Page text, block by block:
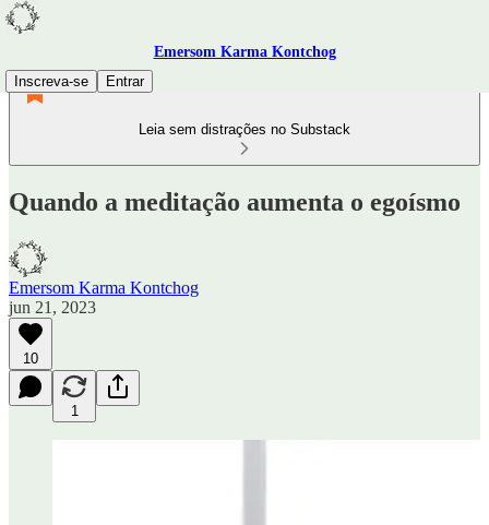
Emersom Karma Kontchog
Inscreva-se
Entrar
Leia sem distrações no Substack
Quando a meditação aumenta o egoísmo
Emersom Karma Kontchog
jun 21, 2023
10
1